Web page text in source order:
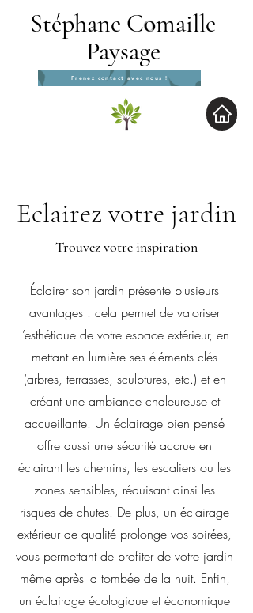
Stéphane Comaille
Paysage
Prenez contact avec nous !
Eclairez votre jardin
Trouvez votre inspiration
Éclairer son jardin présente plusieurs
avantages : cela permet de valoriser
l’esthétique de votre espace extérieur, en
mettant en lumière ses éléments clés
(arbres, terrasses, sculptures, etc.) et en
créant une ambiance chaleureuse et
accueillante. Un éclairage bien pensé
offre aussi une sécurité accrue en
éclairant les chemins, les escaliers ou les
zones sensibles, réduisant ainsi les
risques de chutes. De plus, un éclairage
extérieur de qualité prolonge vos soirées,
vous permettant de profiter de votre jardin
même après la tombée de la nuit. Enfin,
un éclairage écologique et économique